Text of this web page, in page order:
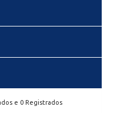
e 0 Registrados